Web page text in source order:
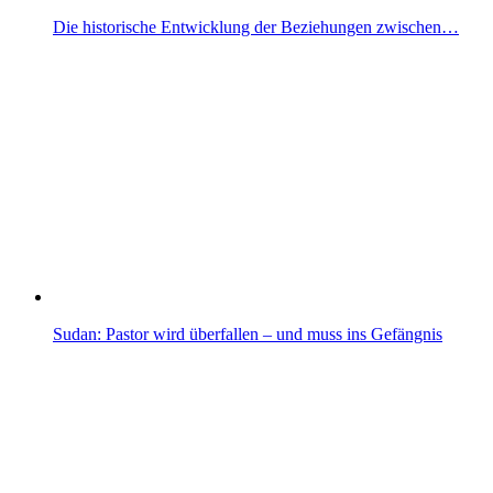
Die historische Entwicklung der Beziehungen zwischen…
Sudan: Pastor wird überfallen – und muss ins Gefängnis